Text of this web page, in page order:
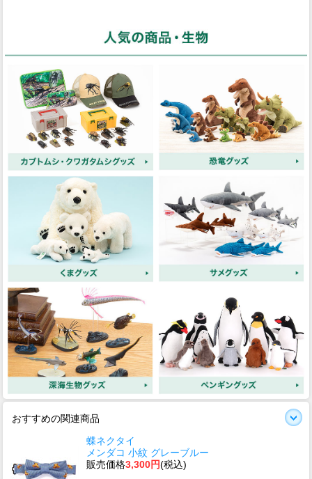
おすすめの関連商品
蝶ネクタイ
メンダコ 小紋 グレーブルー
販売価格3,300円(税込)